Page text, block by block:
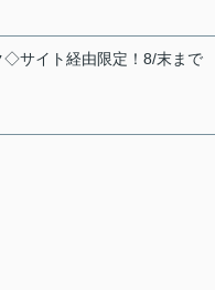
サイト経由限定！8/末まで